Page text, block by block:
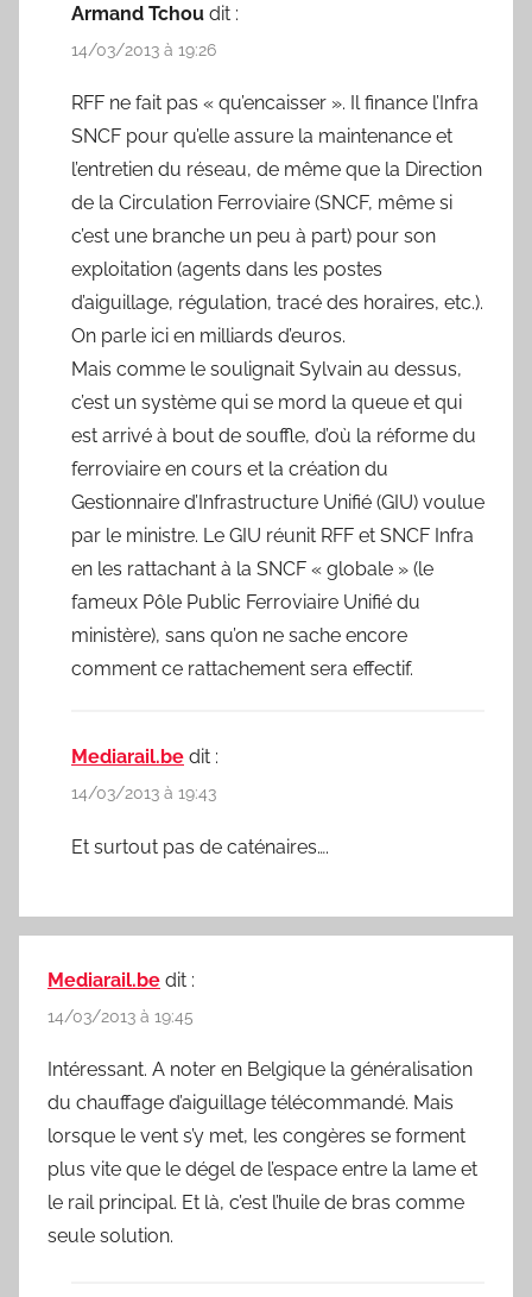
Armand Tchou dit :
14/03/2013 à 19:26
RFF ne fait pas « qu’encaisser ». Il finance l’Infra
SNCF pour qu’elle assure la maintenance et
l’entretien du réseau, de même que la Direction
de la Circulation Ferroviaire (SNCF, même si
c’est une branche un peu à part) pour son
exploitation (agents dans les postes
d’aiguillage, régulation, tracé des horaires, etc.).
On parle ici en milliards d’euros.
Mais comme le soulignait Sylvain au dessus,
c’est un système qui se mord la queue et qui
est arrivé à bout de souffle, d’où la réforme du
ferroviaire en cours et la création du
Gestionnaire d’Infrastructure Unifié (GIU) voulue
par le ministre. Le GIU réunit RFF et SNCF Infra
en les rattachant à la SNCF « globale » (le
fameux Pôle Public Ferroviaire Unifié du
ministère), sans qu’on ne sache encore
comment ce rattachement sera effectif.
Mediarail.be dit :
14/03/2013 à 19:43
Et surtout pas de caténaires….
Mediarail.be dit :
14/03/2013 à 19:45
Intéressant. A noter en Belgique la généralisation
du chauffage d’aiguillage télécommandé. Mais
lorsque le vent s’y met, les congères se forment
plus vite que le dégel de l’espace entre la lame et
le rail principal. Et là, c’est l’huile de bras comme
seule solution.